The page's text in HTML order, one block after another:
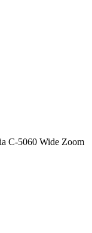
C-5060 Wide Zoom